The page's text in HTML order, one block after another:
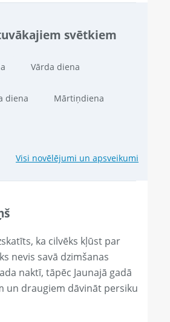
svētkiem
Vārda diena
diena Mārtiņdiena
Visi novēlējumi un apsveikumi
ka cilvēks kļūst par
nevis savā dzimšanas
naktī, tāpēc Jaunajā gadā
un draugiem dāvināt persiku